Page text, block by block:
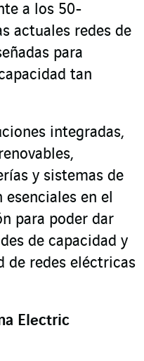
a los 50-
actuales redes de
para
tan
integradas,
y sistemas de
en el
para poder dar
de capacidad y
de redes eléctricas
Electric